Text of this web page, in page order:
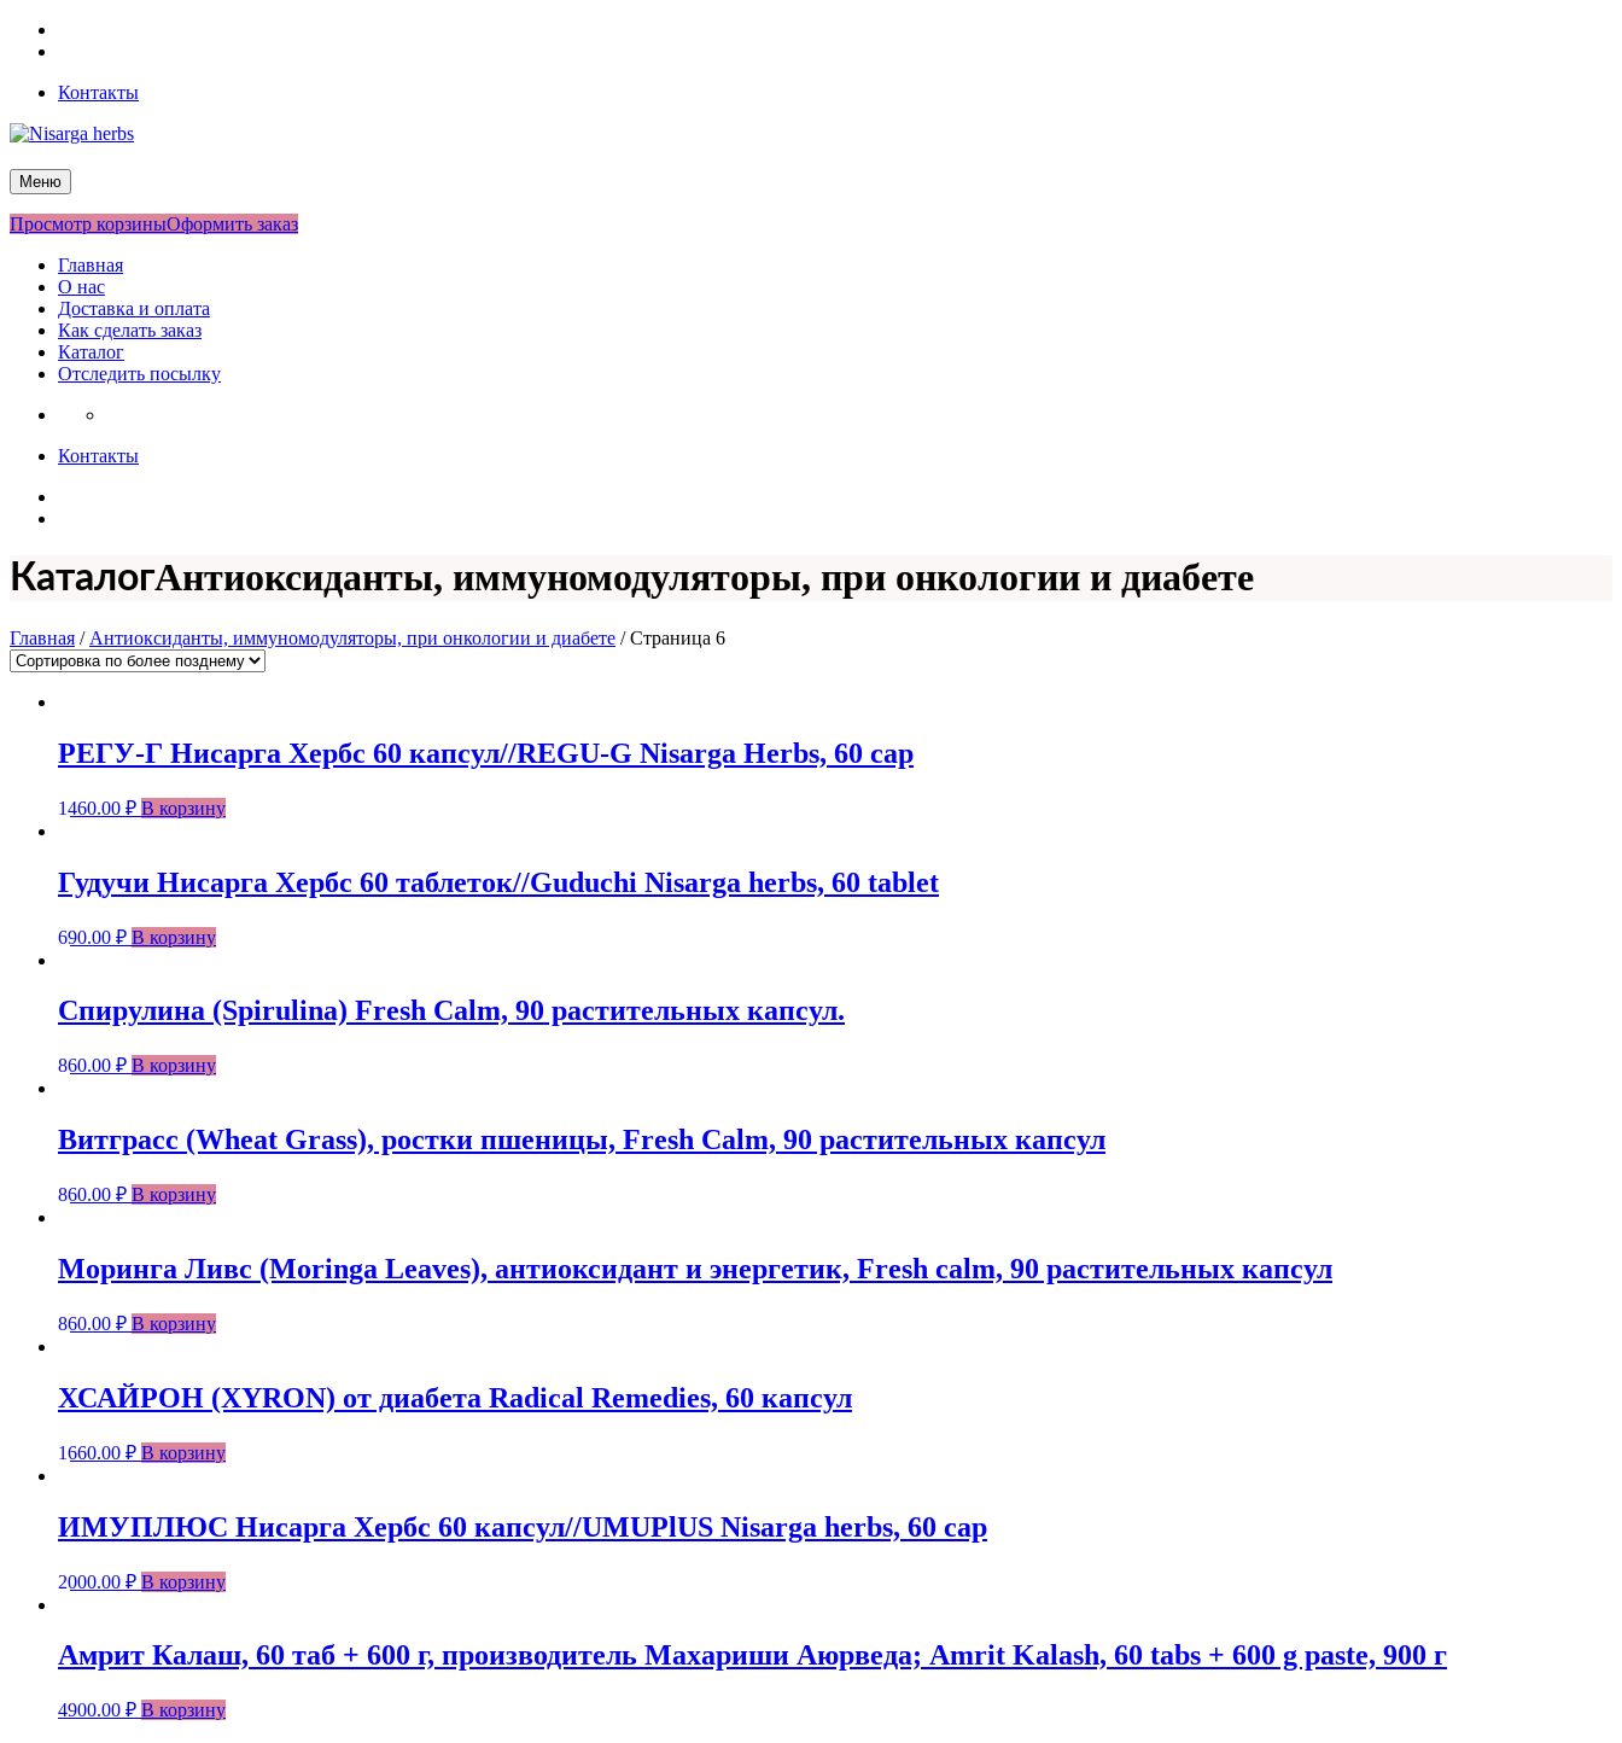
Перейти
Контакты
Nisarga herbs
Меню
Просмотр корзиныОформить заказ
Главная
О нас
Доставка и оплата
Как сделать заказ
Каталог
Отследить посылку
Контакты
КаталогАнтиоксиданты, иммуномодуляторы, при онкологии и диабете
Главная / Антиоксиданты, иммуномодуляторы, при онкологии и диабете / Страница 6
РЕГУ-Г Нисарга Хербс 60 капсул//REGU-G Nisarga Herbs, 60 cap
1460.00 ₽ В корзину
Гудучи Нисарга Хербс 60 таблеток//Guduchi Nisarga herbs, 60 tablet
690.00 ₽ В корзину
Спирулина (Spirulina) Fresh Calm, 90 растительных капсул.
860.00 ₽ В корзину
Витграсс (Wheat Grass), ростки пшеницы, Fresh Calm, 90 растительных капсул
860.00 ₽ В корзину
Моринга Ливс (Moringa Leaves), антиоксидант и энергетик, Fresh calm, 90 растительных капсул
860.00 ₽ В корзину
ХСАЙРОН (XYRON) от диабета Radical Remedies, 60 капсул
1660.00 ₽ В корзину
ИМУПЛЮС Нисарга Хербс 60 капсул//UMUPlUS Nisarga herbs, 60 cap
2000.00 ₽ В корзину
Амрит Калаш, 60 таб + 600 г, производитель Махариши Аюрведа; Amrit Kalash, 60 tabs + 600 g paste, 900 г
4900.00 ₽ В корзину